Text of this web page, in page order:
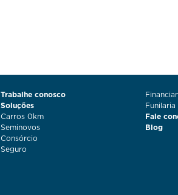
Trabalhe conosco
Soluções
Carros 0km
Seminovos
Consórcio
Seguro
Fale
Blog